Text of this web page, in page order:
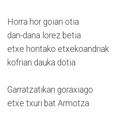
Horra hor goian otia
dan-dana lorez betia
etxe hontako etxekoandriak
kofrian dauka dotia
Garratzatikan goraxiago
etxe txuri bat Armotza